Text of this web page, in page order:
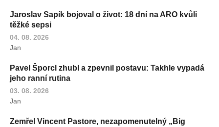
Jaroslav Sapík bojoval o život: 18 dní na ARO kvůli
těžké sepsi
04. 08. 2026
Jan
Pavel Šporcl zhubl a zpevnil postavu: Takhle vypadá
jeho ranní rutina
03. 08. 2026
Jan
Zemřel Vincent Pastore, nezapomenutelný „Big